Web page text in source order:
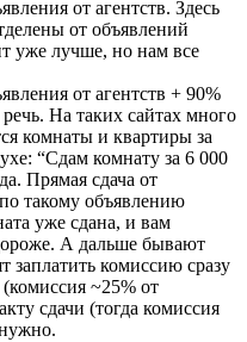
от агентств. Здесь
от объявлений
уже лучше, но нам все
от агентств + 90%
На таких сайтах много
комнаты и квартиры за
“Сдам комнату за 6 000
Прямая сдача от
такому объявлению
уже сдана, и вам
А дальше бывают
заплатить комиссию сразу
~25% от
сдачи (тогда комиссия